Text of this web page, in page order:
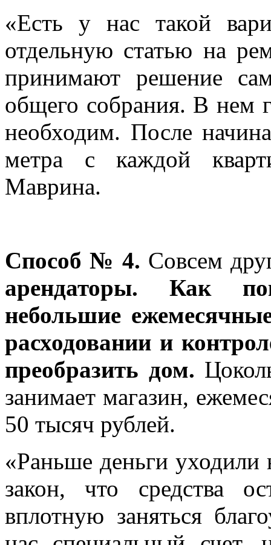
«Есть у нас такой
отдельную статью на
принимают решение
общего собрания. В нем
необходим. После
метра с каждой
Маврина.
Способ № 4. Совсем
арендаторы. Как
небольшие
расходовании и
преобразить дом.
занимает магазин,
50 тысяч рублей.
«Раньше деньги уходили
закон, что средства
вплотную заняться